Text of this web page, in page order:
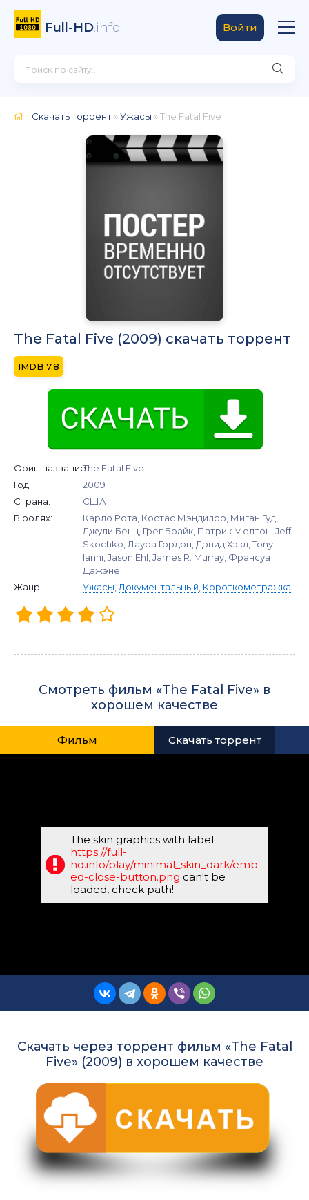
Full-HD.info Войти
Скачать торрент »Ужасы » The Fatal Five
The Fatal Five (2009) скачать торрент
7.8
Ориг. название:The Fatal Five
Год:
2009
Страна:
США
В ролях:
Карло Рота, Костас Мэндилор, Миган Гуд,
Джули Бенц, Грег Брайк, Патрик Мелтон, Jeff
Skochko, Лаура Гордон, Дэвид Хэкл, Tony
Ianni, Jason Ehl, James R. Murray, Франсуа
Дажэне
Жанр:
Ужасы Документальный Короткометражка
Смотреть фильм «The Fatal Five» в
хорошем качестве
Фильм Скачать торрент
The skin graphics with label
https://full-
hd.info/play/minimal_skin_dark/emb
ed-close-button.png can't be
loaded, check path!
Скачать через торрент фильм «The Fatal
Five» (2009) в хорошем качестве